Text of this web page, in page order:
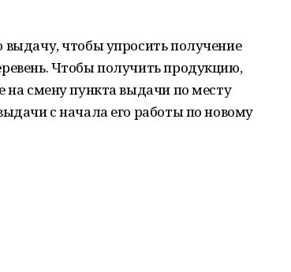
чтобы упросить получение
Чтобы получить продукцию,
на смену пункта выдачи по месту
с начала его работы по новому